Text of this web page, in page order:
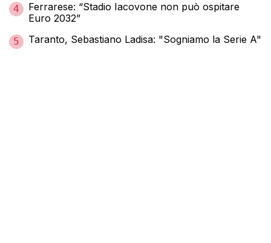
4
Ferrarese: “Stadio Iacovone non può ospitare
Euro 2032”
5 Taranto, Sebastiano Ladisa: "Sogniamo la Serie A"